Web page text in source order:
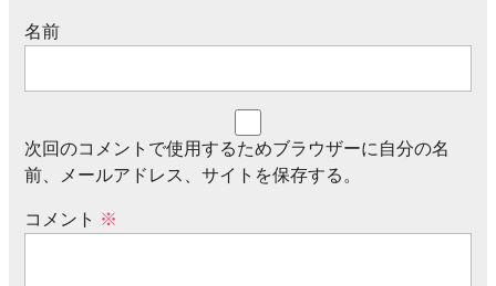
名前
次回のコメントで使用するためブラウザーに自分の名
前、メールアドレス、サイトを保存する。
コメント ※